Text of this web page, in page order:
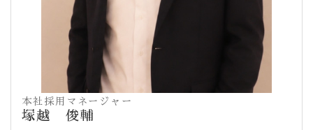
本社採用マネージャー
塚越 俊輔